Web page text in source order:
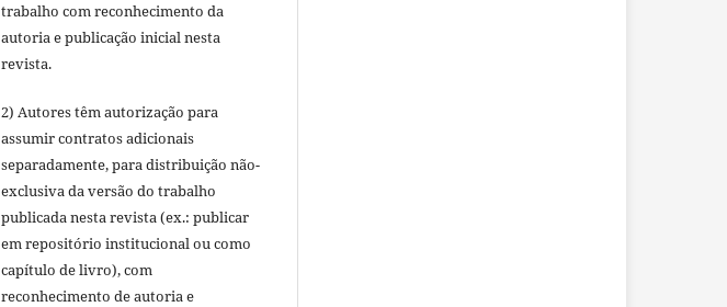
trabalho com reconhecimento da
autoria e publicação inicial nesta
revista.
2) Autores têm autorização para
assumir contratos adicionais
separadamente, para distribuição não-
exclusiva da versão do trabalho
publicada nesta revista (ex.: publicar
em repositório institucional ou como
capítulo de livro), com
reconhecimento de autoria e